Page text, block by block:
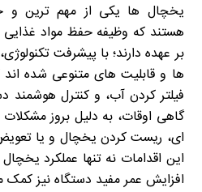
یخچال ها یکی از مهم ترین و
هستند که وظیفه حفظ مواد غذایی
بر عهده دارند؛ با پیشرفت
ها و قابلیت های متنوعی شده اند
فیلتر کردن آب، و کنترل هوشمند
گاهی اوقات، به دلیل بروز مشکلات
ای، ریست کردن یخچال و یا
این اقدامات نه تنها عملکرد
افزایش عمر مفید دستگاه نیز کمک